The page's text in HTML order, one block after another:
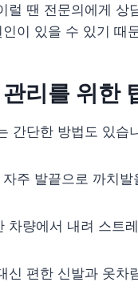
럴 땐 전문의에게 상
이 있을 수 있기 때
리를 위한
간단한 방법도 있습
주 발끝으로 까치
차량에서 내려 스트
신 편한 신발과 옷차